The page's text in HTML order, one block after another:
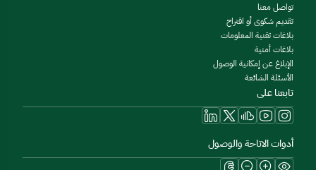
تواصل معنا
تقديم شكوى أو اقتراح
بلاغات تقنية المعلومات
بلاغات أمنية
الإبلاغ عن إمكانية الوصول
الأسئلة الشائعة
تابعنا على
أدوات الاتاحة والوصول